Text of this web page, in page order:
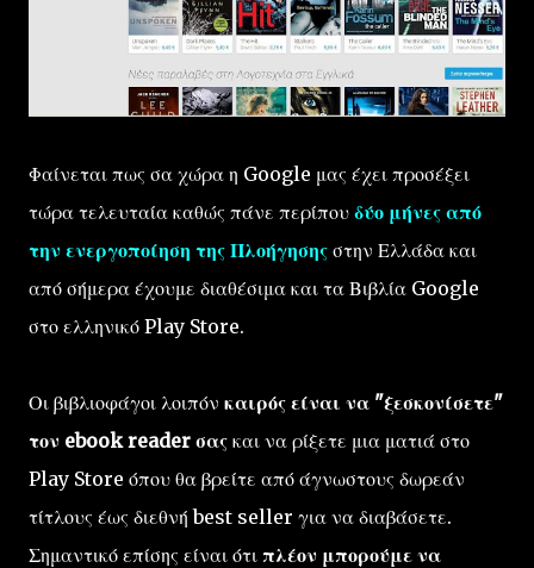
Φαίνεται πως σα χώρα η Google μας έχει προσέξει
τώρα τελευταία καθώς πάνε περίπου δύο μήνες από
την ενεργοποίηση της Πλοήγησης στην Ελλάδα και
από σήμερα έχουμε διαθέσιμα και τα Βιβλία Google
στο ελληνικό Play Store.
Οι βιβλιοφάγοι λοιπόν καιρός είναι να "ξεσκονίσετε"
τον ebook reader σας και να ρίξετε μια ματιά στο
Play Store όπου θα βρείτε από άγνωστους δωρεάν
τίτλους έως διεθνή best seller για να διαβάσετε.
Σημαντικό επίσης είναι ότι πλέον μπορούμε να